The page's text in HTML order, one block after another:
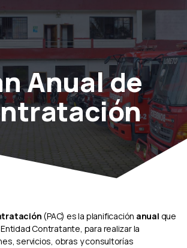
Anual de
(PAC) es la planificación anual que
Contratante, para realizar la
servicios, obras y consultorías